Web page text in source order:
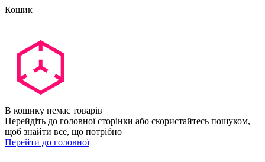
Кошик
В кошику немає товарів
Перейдіть до головної сторінки або скористайтесь пошуком,
щоб знайти все, що потрібно
Перейти до головної